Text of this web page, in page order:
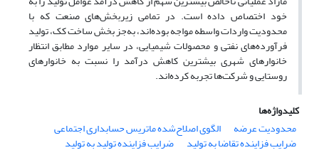
خود اختصاص داده است. در تمامی زیربخش‌های صنعت که با
محدودیت واردات واسطه مواجه بوده‌اند، به‌جز بخش ساخت کک، تولید
فرآورده‌های نفتی و محصولات شیمیایی، در سایر موارد مطابق انتظار
خانوارهای شهری بیشترین کاهش درآمد را نسبت به خانوارهای
روستایی و شرکت‌ها تجربه کرده‌اند.
کلیدواژه‌ها
محدودیت عرضه
الگوی اصلاح‌شده ماتریس حسابداری اجتماعی
ضرایب فزاینده تقاضا به تولید
ضرایب فزاینده تولید به تولید